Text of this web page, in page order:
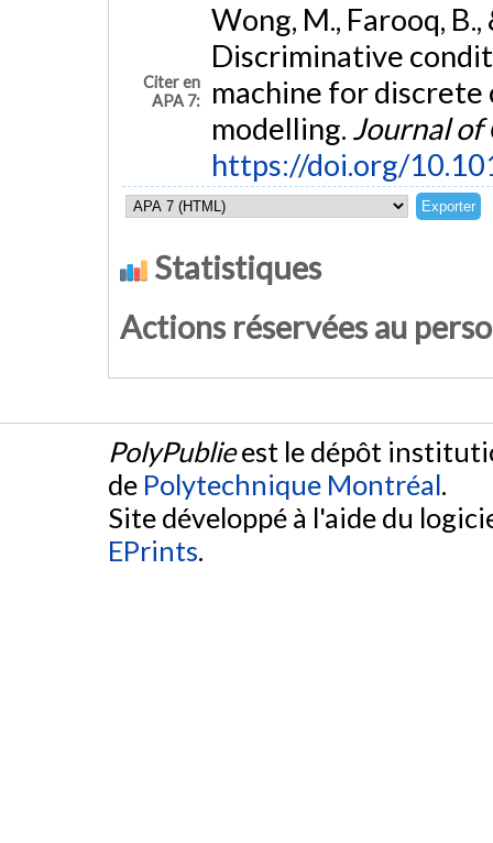
Citer en
APA 7:
Wong, M., Farooq,
Discriminative
machine for
modelling. Journal of
https://doi.org/
Statistiques
Actions réservées au
PolyPublieest le dépôt
de Polytechnique Montréal.
Site développé à l'aide du
EPrints.